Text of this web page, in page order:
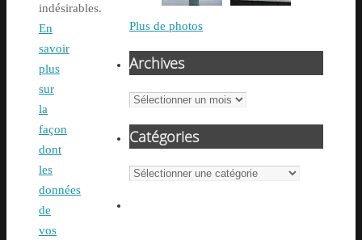
indésirables.
En
savoir
plus
sur
la
façon
dont
les
données
de
vos
Plus de photos
Archives
Archives
Catégories
Catégories